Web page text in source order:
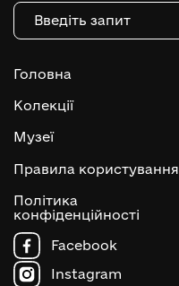
Головна
Колекції
Музеї
Правила користування
Політика
конфіденційності
Facebook
Instagram